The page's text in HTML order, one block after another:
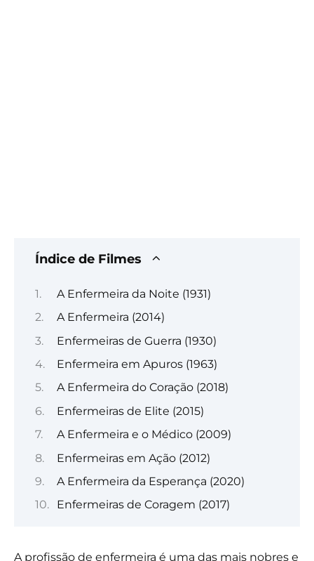
Índice de Filmes
A Enfermeira da Noite (1931)
A Enfermeira (2014)
Enfermeiras de Guerra (1930)
Enfermeira em Apuros (1963)
A Enfermeira do Coração (2018)
Enfermeiras de Elite (2015)
A Enfermeira e o Médico (2009)
Enfermeiras em Ação (2012)
A Enfermeira da Esperança (2020)
Enfermeiras de Coragem (2017)
A profissão de enfermeira é uma das mais nobres e